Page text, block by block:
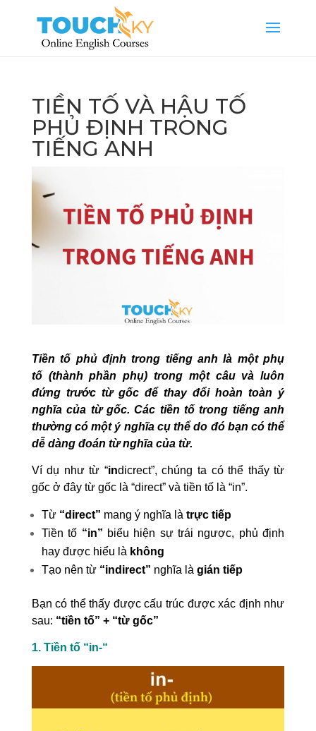
TIỀN TỐ VÀ HẬU TỐ
PHỦ ĐỊNH TRONG
TIẾNG ANH
Tiền tố phủ định trong tiếng anh là một phụ
tố(thành phần phụ) trong một câu và luôn
đứng trước từ gốc để thay đổi hoàn toàn ý
nghĩa của từ gốc.Các tiền tố trong tiếng anh
thường có một ý nghĩa cụ thể do đó bạn có thể
dễ dàng đoán từ nghĩa của từ.
Ví dụ như từ “indicrect”, chúng ta có thể thấy từ
gốc ở đây từ gốc là “direct” và tiền tố là “in”.
Từ “direct” mang ý nghĩa là trực tiếp
Tiền tố “in” biểu hiện sự trái ngược, phủ định
hay được hiểu là không
Tạo nên từ “indirect” nghĩa là gián tiếp
Bạn có thể thấy được cấu trúc được xác định như
sau: “tiền tố” + “từ gốc”
1. Tiền tố “in-“